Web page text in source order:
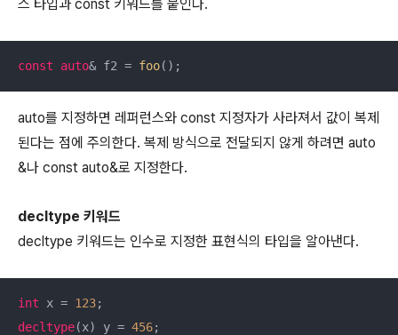
스 타입과 const 키워드를 붙인다.
const auto& f2 = foo();
auto를 지정하면 레퍼런스와 const 지정자가 사라져서 값이 복제
된다는 점에 주의한다. 복제 방식으로 전달되지 않게 하려면 auto
&나 const auto&로 지정한다.
decltype 키워드
decltype 키워드는 인수로 지정한 표현식의 타입을 알아낸다.
int x = 123
decltype(x) y = 456;